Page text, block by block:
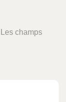
Les champs